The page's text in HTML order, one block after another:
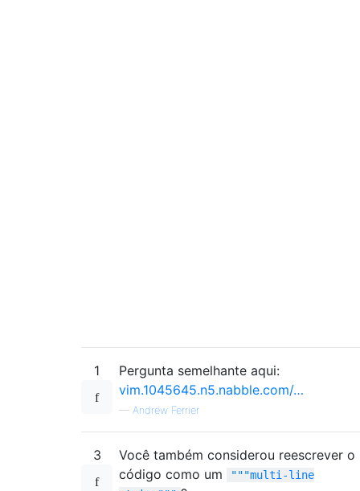
1
Pergunta semelhante aqui:
vim.1045645.n5.nabble.com/…
— Andrew Ferrier
3
Você também considerou reescrever o
código como um
"""multi-line